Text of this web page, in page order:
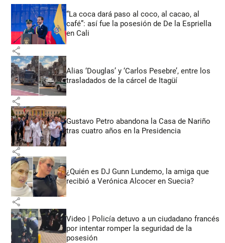
“La coca dará paso al coco, al cacao, al
café”: así fue la posesión de De la Espriella
en Cali
share
Alias ‘Douglas’ y ‘Carlos Pesebre’, entre los
trasladados de la cárcel de Itagüí
share
Gustavo Petro abandona la Casa de Nariño
tras cuatro años en la Presidencia
share
¿Quién es DJ Gunn Lundemo, la amiga que
recibió a Verónica Alcocer en Suecia?
share
Video | Policía detuvo a un ciudadano francés
por intentar romper la seguridad de la
posesión